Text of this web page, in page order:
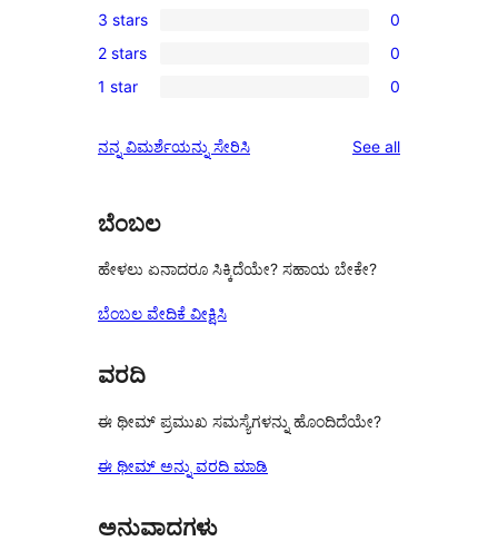
star
review
4-
star
review
0
3-
star
3 stars 0
0
2-
reviews
2 stars 0
0
star
1 star 0
ನನ್ನ ವಿಮರ್ಶೆಯನ್ನು ಸೇರಿಸಿ See allreviews
ಬೆಂಬಲ
ಹೇಳಲು ಏನಾದರೂ ಸಿಕ್ಕಿದೆಯೇ? ಸಹಾಯ ಬೇಕೇ?
ಬೆಂಬಲ ವೇದಿಕೆ ವೀಕ್ಷಿಸಿ
ವರದಿ
ಈ ಥೀಮ್ ಪ್ರಮುಖ ಸಮಸ್ಯೆಗಳನ್ನು ಹೊಂದಿದೆಯೇ?
ಈ ಥೀಮ್ ಅನ್ನು ವರದಿ ಮಾಡಿ
ಅನುವಾದಗಳು